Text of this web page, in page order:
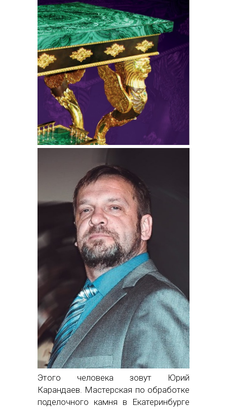
Этого человека зовут Юрий
Карандаев. Мастерская по обработке
поделочного камня в Екатеринбурге